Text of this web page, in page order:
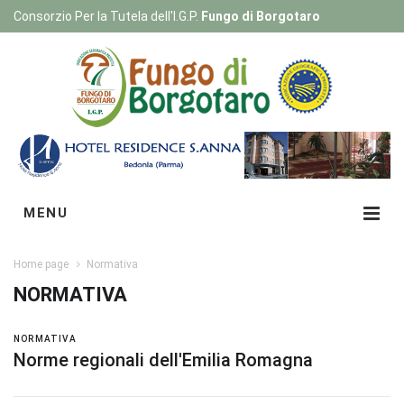
Consorzio Per la Tutela dell'I.G.P. Fungo di Borgotaro
MENU
Home page Normativa
NORMATIVA
NORMATIVA
Norme regionali dell'Emilia Romagna